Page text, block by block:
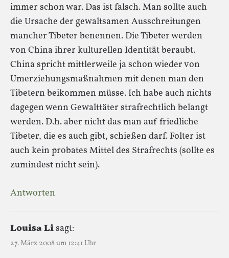
immer schon war. Das ist falsch. Man sollte auch
die Ursache der gewaltsamen Ausschreitungen
mancher Tibeter benennen. Die Tibeter werden
von China ihrer kulturellen Identität beraubt.
China spricht mittlerweile ja schon wieder von
Umerziehungsmaßnahmen mit denen man den
Tibetern beikommen müsse. Ich habe auch nichts
dagegen wenn Gewalttäter strafrechtlich belangt
werden. D.h. aber nicht das man auf friedliche
Tibeter, die es auch gibt, schießen darf. Folter ist
auch kein probates Mittel des Strafrechts (sollte es
zumindest nicht sein).
Antworten
Louisa Lisagt:
27. März 2008 um 12:41 Uhr